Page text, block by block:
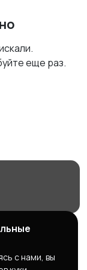
еще раз.
Работа |
с нами, вы